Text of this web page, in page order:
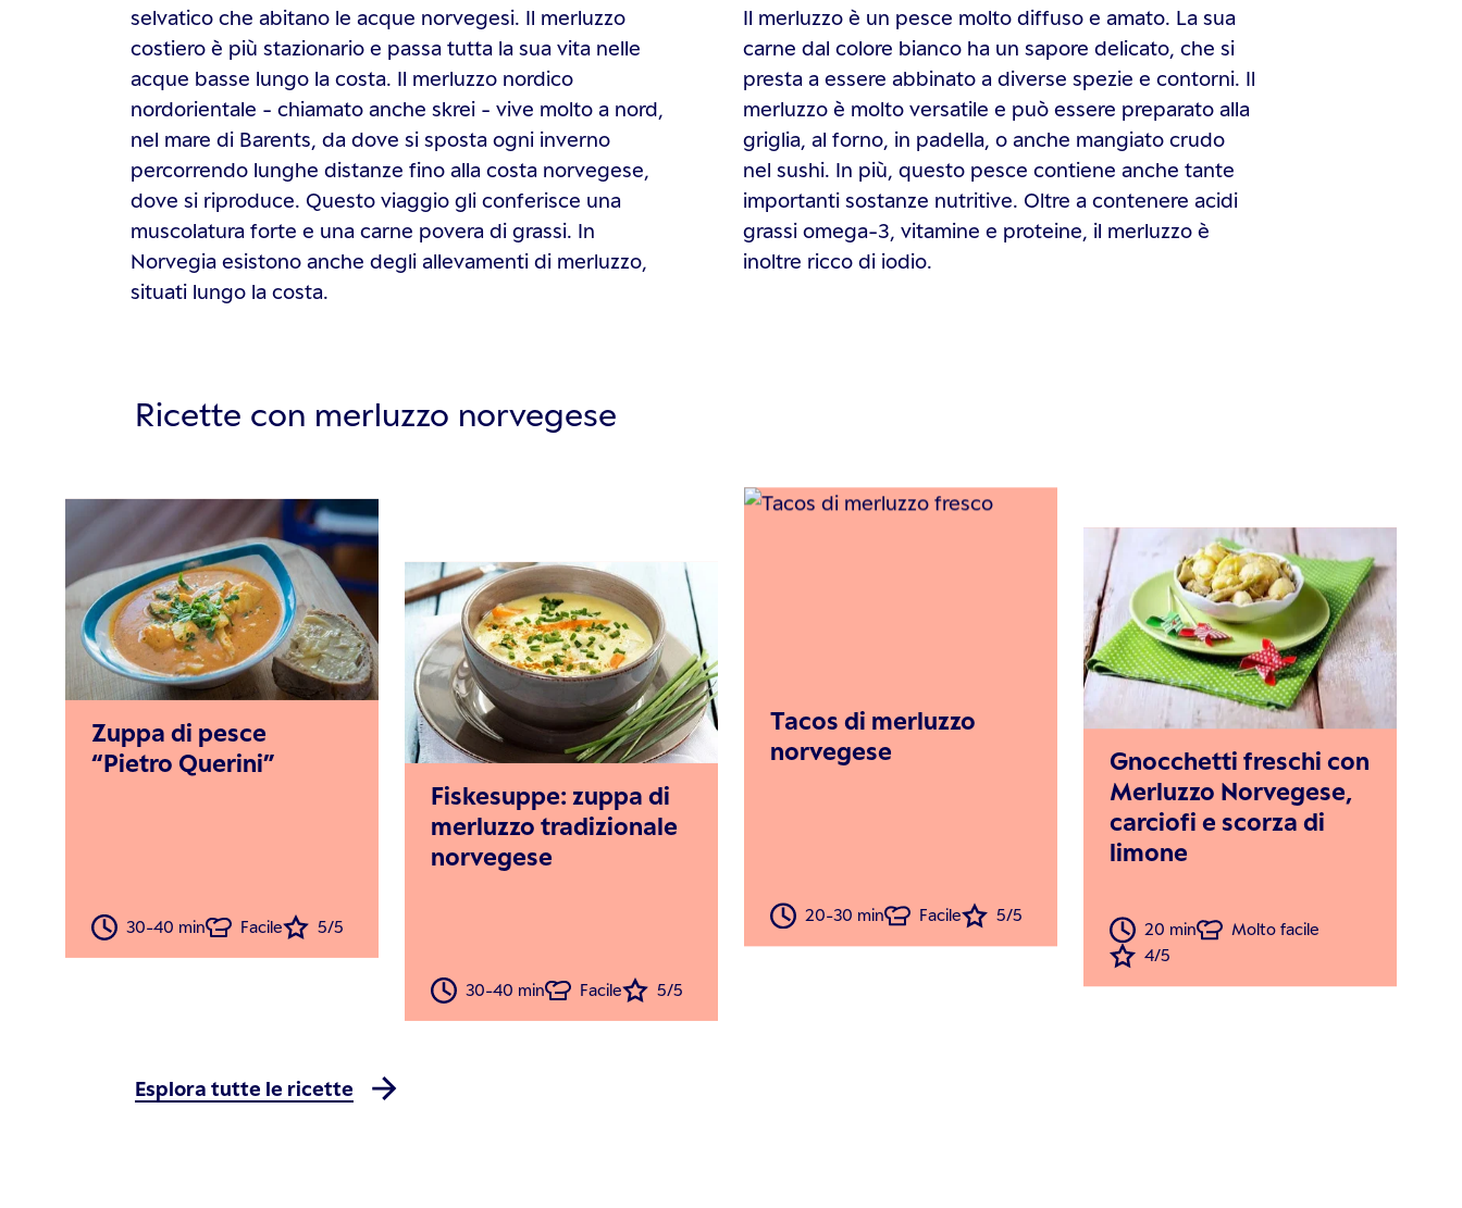
selvatico che abitano le acque norvegesi. Il merluzzo
costiero è più stazionario e passa tutta la sua vita nelle
acque basse lungo la costa. Il merluzzo nordico
nordorientale - chiamato anche skrei - vive molto a nord,
nel mare di Barents, da dove si sposta ogni inverno
percorrendo lunghe distanze fino alla costa norvegese,
dove si riproduce. Questo viaggio gli conferisce una
muscolatura forte e una carne povera di grassi. In
Norvegia esistono anche degli allevamenti di merluzzo,
situati lungo la costa.
Il merluzzo è un pesce molto diffuso e amato. La sua
carne dal colore bianco ha un sapore delicato, che si
presta a essere abbinato a diverse spezie e contorni. Il
merluzzo è molto versatile e può essere preparato alla
griglia, al forno, in padella, o anche mangiato crudo
nel sushi. In più, questo pesce contiene anche tante
importanti sostanze nutritive. Oltre a contenere acidi
grassi omega-3, vitamine e proteine, il merluzzo è
inoltre ricco di iodio.
Ricette con merluzzo norvegese
Zuppa di pesce
“Pietro Querini”
30-40 min Facile 5/5
Fiskesuppe: zuppa di
merluzzo tradizionale
norvegese
30-40 min Facile 5/5
Tacos di merluzzo
norvegese
20-30 min Facile 5/5
Gnocchetti freschi con
Merluzzo Norvegese,
carciofi e scorza di
limone
20 min
Molto facile
4/5
Esplora tutte le ricette